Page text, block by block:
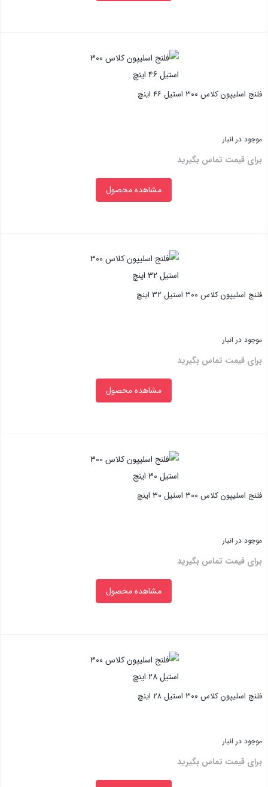
فلنج اسلیپون کلاس ۳۰۰ استیل ۴۶ اینچ
موجود در انبار
برای قیمت تماس بگیرید
مشاهده محصول
فلنج اسلیپون کلاس ۳۰۰ استیل ۳۲ اینچ
موجود در انبار
برای قیمت تماس بگیرید
مشاهده محصول
فلنج اسلیپون کلاس ۳۰۰ استیل ۳۰ اینچ
موجود در انبار
برای قیمت تماس بگیرید
مشاهده محصول
فلنج اسلیپون کلاس ۳۰۰ استیل ۲۸ اینچ
موجود در انبار
برای قیمت تماس بگیرید